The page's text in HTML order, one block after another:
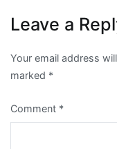
Leave a
Your email address
marked *
Comment *